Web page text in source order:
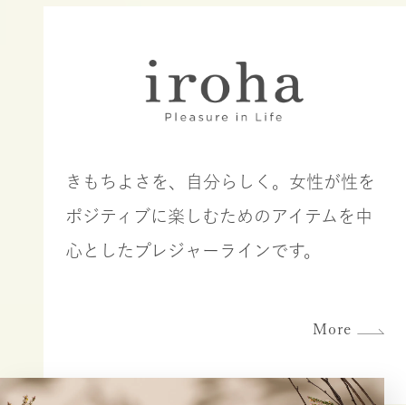
きもちよさを、自分らしく。女性が性を
ポジティブに楽しむためのアイテムを中
心としたプレジャーラインです。
More